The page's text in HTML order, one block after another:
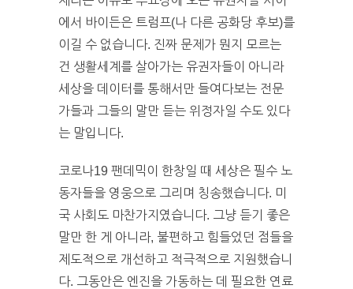
에서 바이든은 트럼프(나 다른 공화당 후보)를
이길 수 없습니다. 진짜 문제가 뭔지 모르는
건 생활세계를 살아가는 유권자들이 아니라
세상을 데이터를 통해서만 들여다보는 전문
가들과 그들의 말만 듣는 위정자일 수도 있다
는 말입니다.
코로나19 팬데믹이 한창일 때 세상은 필수 노
동자들을 영웅으로 그리며 칭송했습니다. 미
국 사회도 마찬가지였습니다. 그냥 듣기 좋은
말만 한 게 아니라, 불편하고 힘들었던 점들을
제도적으로 개선하고 적극적으로 지원했습니
다. 그동안은 엔진을 가동하는 데 필요한 연료